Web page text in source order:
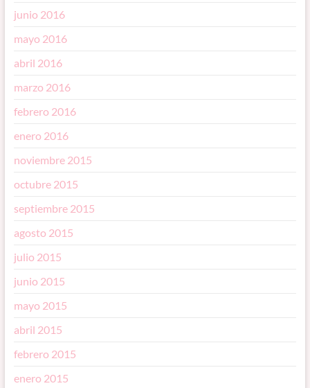
junio 2016
mayo 2016
abril 2016
marzo 2016
febrero 2016
enero 2016
noviembre 2015
octubre 2015
septiembre 2015
agosto 2015
julio 2015
junio 2015
mayo 2015
abril 2015
febrero 2015
enero 2015